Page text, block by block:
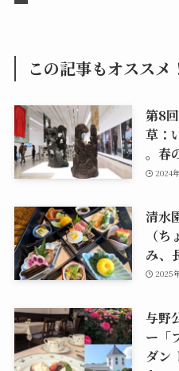
この記事もオススメ
第8
草：
。春
2024
清水
（
み、
2025
与野
ー「
ダン